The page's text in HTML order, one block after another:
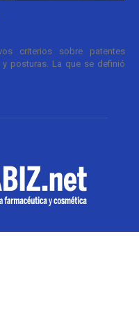
criterios sobre patentes
posturas. La que se definió